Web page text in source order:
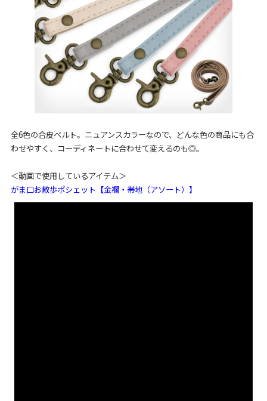
全6色の合皮ベルト。ニュアンスカラーなので、どんな色の商品にも合
わせやすく、コーディネートに合わせて変えるのも◎。
＜動画で使用しているアイテム＞
がま口お散歩ポシェット【金襴・帯地（アソート）】